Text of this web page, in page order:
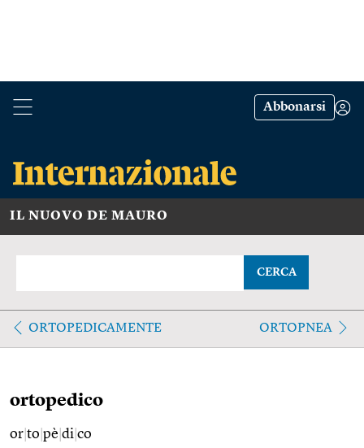
Abbonarsi
IL NUOVO DE MAURO
CERCA
ORTOPEDICAMENTE ORTOPNEA
ortopedico
or to pè di co